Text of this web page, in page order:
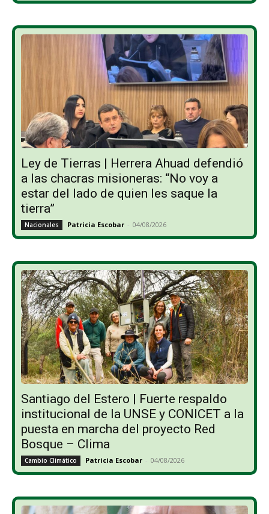
Ley de Tierras | Herrera Ahuad defendió
a las chacras misioneras: “No voy a
estar del lado de quien les saque la
tierra”
Nacionales Patricia Escobar - 04/08/2026
Santiago del Estero | Fuerte respaldo
institucional de la UNSE y CONICET a la
puesta en marcha del proyecto Red
Bosque – Clima
Cambio Climático Patricia Escobar - 04/08/2026